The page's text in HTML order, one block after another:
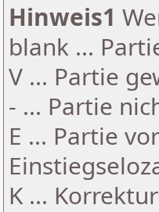
Hinweis1
blank ...
V ... Partie
- ... Partie
E ... Partie
K ...